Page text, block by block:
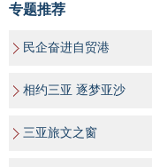
专题推荐
民企奋进自贸港
相约三亚 逐梦亚沙
三亚旅文之窗